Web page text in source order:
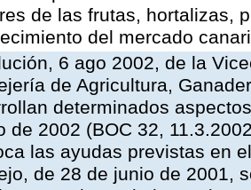
de las frutas, hortalizas,
del mercado
6 ago 2002, de la
de Agricultura,
determinados
de 2002 (BOC 32,
las ayudas previstas en
de 28 de junio de 2001,